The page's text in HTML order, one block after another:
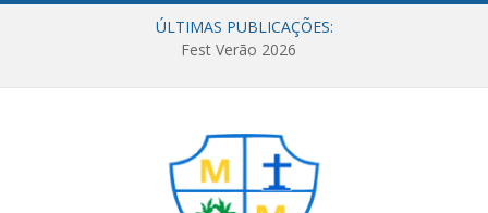
ÚLTIMAS PUBLICAÇÕES:
Fest Verão 2026